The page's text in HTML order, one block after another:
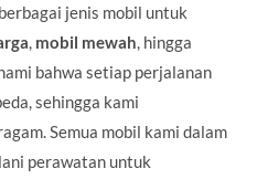
jenis mobil untuk
mobil mewah , hingga
bahwa setiap perjalanan
sehingga kami
Semua mobil kami dalam
perawatan untuk